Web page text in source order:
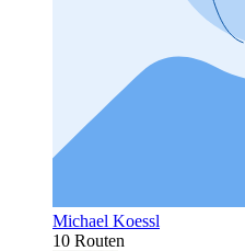
Michael Koessl
10 Routen